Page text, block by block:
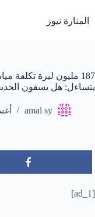
إلى
المحتوى
المنارة نيوز
187 مليون ليرة
يتساءل: هل يسقون
amal sy
[ad_1]